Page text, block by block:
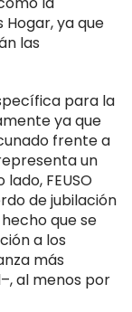
ya que
las
para la
ya que
frente a
un
FEUSO
de jubilación
que se
a los
más
al menos por